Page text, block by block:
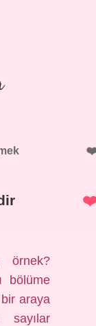
örnek?
bölüme
araya
sayılar